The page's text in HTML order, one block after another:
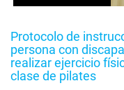
Protocolo de
persona con
realizar ejercicio
clase de pilates